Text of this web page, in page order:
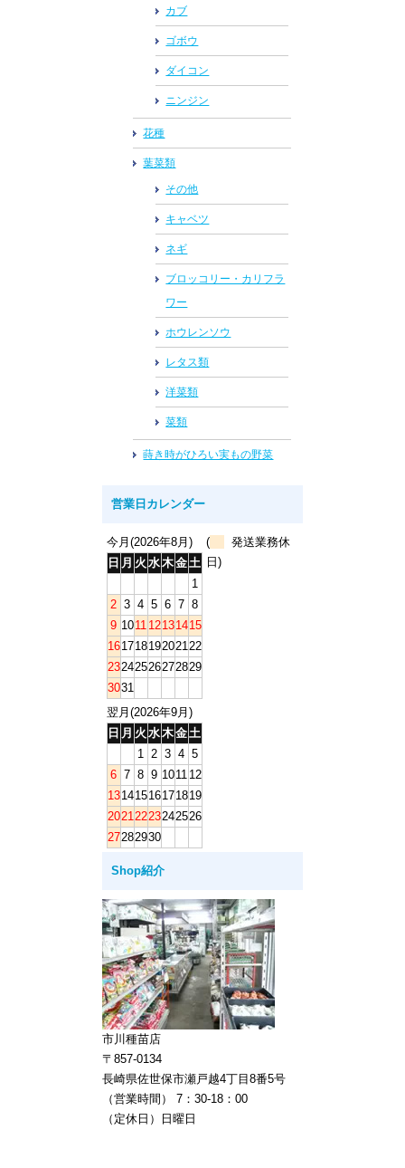
カブ
ゴボウ
ダイコン
ニンジン
花種
葉菜類
その他
キャベツ
ネギ
ブロッコリー・カリフラ
ワー
ホウレンソウ
レタス類
洋菜類
菜類
蒔き時がひろい実もの野菜
営業日カレンダー
今月(2026年8月)
日 月 火 水木金 土
1
2 3 4 5 6 7 8
9 1011 12131415
161718192021 22
23242526272829
3031
翌月(2026年9月)
日 月 火 水木金 土
1
2 3 4 5
6 7 8 9 1011 12
13141516171819
2021 2223242526
27282930
(
発送業務休
日)
Shop紹介
市川種苗店
〒857-0134
長崎県佐世保市瀬戸越4丁目8番5号
（営業時間） 7：30-18：00
（定休日）日曜日